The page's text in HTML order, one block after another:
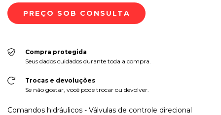
Compra protegida
Seus dados cuidados durante toda a compra.
Trocas e devoluções
Se não gostar, você pode trocar ou devolver.
Comandos hidráulicos - Válvulas de controle direcional